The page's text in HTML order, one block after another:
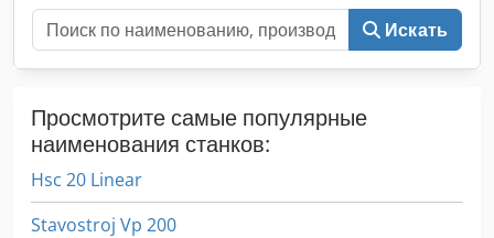
Искать
Просмотрите самые популярные
наименования станков:
Hsc 20 Linear
Stavostroj Vp 200